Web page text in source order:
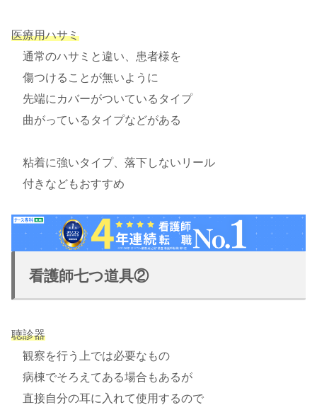
医療用ハサミ
通常のハサミと違い、患者様を
傷つけることが無いように
先端にカバーがついているタイプ
曲がっているタイプなどがある
粘着に強いタイプ、落下しないリール
付きなどもおすすめ
看護師七つ道具②
聴診器
観察を行う上では必要なもの
病棟でそろえてある場合もあるが
直接自分の耳に入れて使用するので